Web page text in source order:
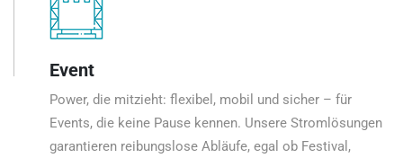
Event
Power, die mitzieht: flexibel, mobil und sicher – für
Events, die keine Pause kennen. Unsere Stromlösungen
garantieren reibungslose Abläufe, egal ob Festival,